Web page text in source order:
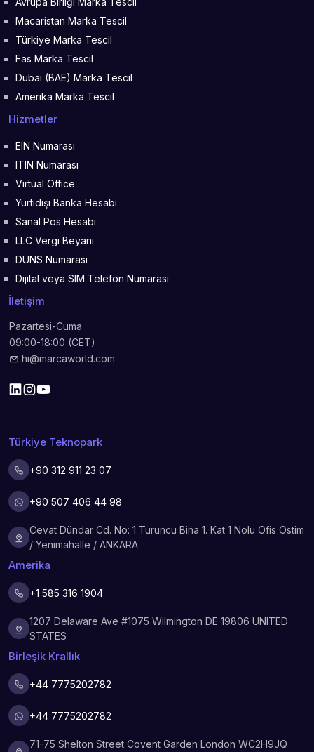
Macaristan Marka Tescil
Türkiye Marka Tescil
Fas Marka Tescil
Dubai (BAE) Marka Tescil
Amerika Marka Tescil
Hizmetler
EIN Numarası
ITIN Numarası
Virtual Office
Yurtıdışı Banka Hesabı
Sanal Pos Hesabı
LLC Vergi Beyanı
DUNS Numarası
Dijital veya SIM Telefon Numarası
İletişim
Pazartesi-Cuma
09:00-18:00 (CET)
hi@marcaworld.com
Türkiye Teknopark
+90 312 911 23 07
+90 507 406 44 98
Cevat Dündar Cd. No: 1 Turuncu Bina 1. Kat 1 Nolu Ofis Ostim
/ Yenimahalle / ANKARA
Amerika
+1 585 316 1904
1207 Delaware Ave #1075 Wilmington DE 19806 UNITED
STATES
Birleşik Krallık
+44 7775202782
+44 7775202782
71-75 Shelton Street Covent Garden London WC2H9JQ